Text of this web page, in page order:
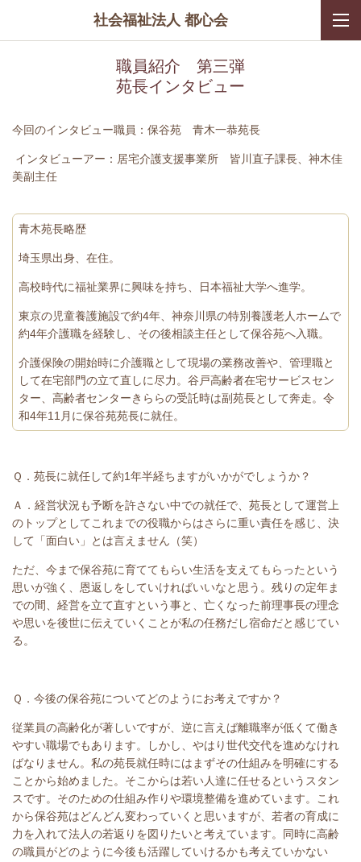
社会福祉法人 都心会
職員紹介 第三弾
苑長インタビュー
今回のインタビュー職員：保谷苑 青木一恭苑長
インタビューアー：居宅介護支援事業所 皆川直子課長、神木佳
美副主任
青木苑長略歴
埼玉県出身、在住。
高校時代に福祉業界に興味を持ち、日本福祉大学へ進学。
東京の児童養護施設で約4年、神奈川県の特別養護老人ホームで
約4年介護職を経験し、その後相談主任として保谷苑へ入職。
介護保険の開始時に介護職として現場の業務改善や、管理職と
して在宅部門の立て直しに尽力。谷戸高齢者在宅サービスセン
ター、高齢者センターきららの受託時は副苑長として奔走。令
和4年11月に保谷苑苑長に就任。
Ｑ．苑長に就任して約1年半経ちますがいかがでしょうか？
Ａ．経営状況も予断を許さない中での就任で、苑長として運営上
のトップとしてこれまでの役職からはさらに重い責任を感じ、決
して「面白い」とは言えません（笑）
ただ、今まで保谷苑に育ててもらい生活を支えてもらったという
思いが強く、恩返しをしていければいいなと思う。残りの定年ま
での間、経営を立て直すという事と、亡くなった前理事長の理念
や思いを後世に伝えていくことが私の任務だし宿命だと感じてい
る。
Ｑ．今後の保谷苑についてどのようにお考えですか？
従業員の高齢化が著しいですが、逆に言えば離職率が低くて働き
やすい職場でもあります。しかし、やはり世代交代を進めなけれ
ばなりません。私の苑長就任時にはまずその仕組みを明確にする
ことから始めました。そこからは若い人達に任せるというスタン
スです。そのための仕組み作りや環境整備を進めています。これ
から保谷苑はどんどん変わっていくと思いますが、若者の育成に
力を入れて法人の若返りを図りたいと考えています。同時に高齢
の職員がどのように今後も活躍していけるかも考えていかない